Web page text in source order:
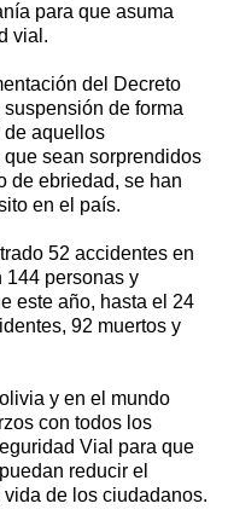
para que asuma
vial.
del Decreto
de forma
de aquellos
sean sorprendidos
de ebriedad, se han
en el país.
52 accidentes en
144 personas y
este año, hasta el 24
92 muertos y
y en el mundo
con todos los
Vial para que
reducir el
de los ciudadanos.